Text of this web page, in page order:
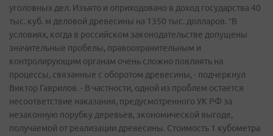
уголовных дел. Изъято и оприходовано в доход государства 40
тыс. куб. м деловой древесины на 1350 тыс. долларов. “В
условиях, когда в российском законодательстве допущены
значительные пробелы, правоохранительным и
контролирующим органам очень сложно повлиять на
процессы, связанные с оборотом древесины, - подчеркнул
Виктор Гаврилов. - В частности, одной из проблем остается
несоответствие наказания, предусмотренного УК РФ за
незаконную порубку деревьев, экономической выгоде,
получаемой от реализации древесины. Стоимость 1 кубометра